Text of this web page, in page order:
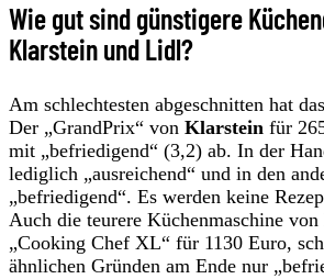
Wie gut sind günstigere
Klarstein und Lidl?
Am schlechtesten abgeschnitten hat
Der „GrandPrix“ von Klarstein für
mit „befriedigend“ (3,2) ab. In der
lediglich „ausreichend“ und in den
„befriedigend“. Es werden keine
Auch die teurere Küchenmaschine von
„Cooking Chef XL“ für 1130 Euro,
ähnlichen Gründen am Ende nur